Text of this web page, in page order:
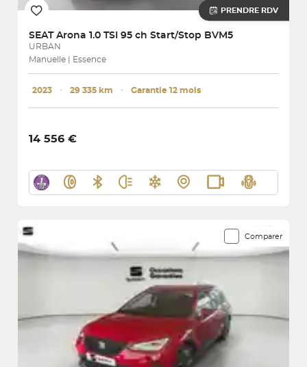
PRENDRE RDV
SEAT Arona 1.0 TSI 95 ch Start/Stop BVM5
URBAN
Manuelle | Essence
2023 ･ 29 335 km ･ Garantie 12 mois
14 556 €
Comparer